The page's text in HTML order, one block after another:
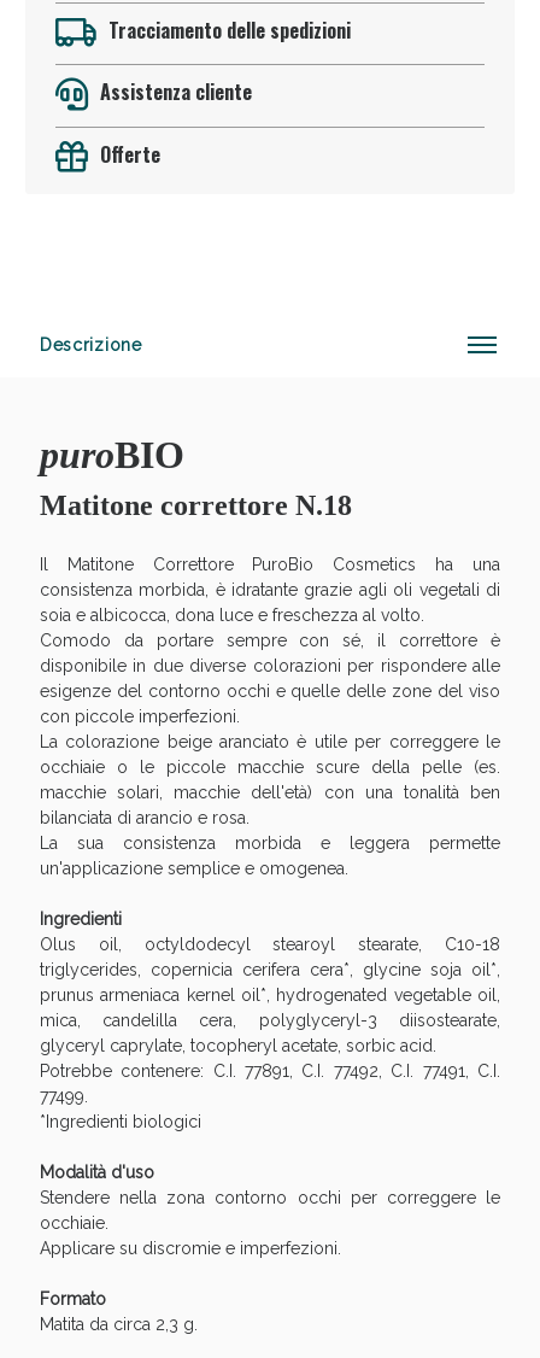
Tracciamento delle spedizioni
Assistenza cliente
Offerte
Descrizione
puroBIO
Matitone correttore N.18
Il Matitone Correttore PuroBio Cosmetics ha una
consistenza morbida, è idratante grazie agli oli vegetali di
soia e albicocca, dona luce e freschezza al volto.
Comodo da portare sempre con sé, il correttore è
disponibile in due diverse colorazioni per rispondere alle
esigenze del contorno occhi e quelle delle zone del viso
con piccole imperfezioni.
La colorazione beige aranciato è utile per correggere le
occhiaie o le piccole macchie scure della pelle (es.
macchie solari, macchie dell'età) con una tonalità ben
bilanciata di arancio e rosa.
La sua consistenza morbida e leggera permette
un'applicazione semplice e omogenea.
Ingredienti
Olus oil, octyldodecyl stearoyl stearate, C10-18
triglycerides, copernicia cerifera cera*, glycine soja oil*,
prunus armeniaca kernel oil*, hydrogenated vegetable oil,
mica, candelilla cera, polyglyceryl-3 diisostearate,
glyceryl caprylate, tocopheryl acetate, sorbic acid.
Potrebbe contenere: C.I. 77891, C.I. 77492, C.I. 77491, C.I.
77499.
*Ingredienti biologici
Modalità d'uso
Stendere nella zona contorno occhi per correggere le
occhiaie.
Applicare su discromie e imperfezioni.
Formato
Matita da circa 2,3 g.
Sconto fino al 55% disponibile oggi!
Vie Urinarie e Prostata: Sconti fino al 45% oggi!